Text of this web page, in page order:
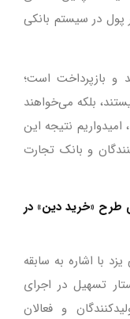
پول در سیستم بانکی
بازپرداخت است؛
بلکه می‌خواهند
نتیجه این
و بانک تجارت
طرح «خرید دین» در
با اشاره به سابقه
تسهیل در اجرای
و فعالان